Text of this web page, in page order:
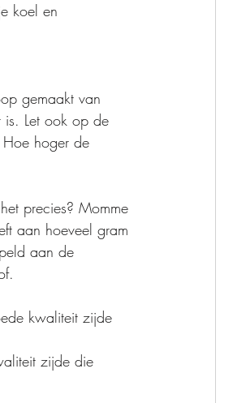
koel en
gemaakt van
Let ook op de
Hoe hoger de
precies? Momme
aan hoeveel gram
aan de
kwaliteit zijde
zijde die